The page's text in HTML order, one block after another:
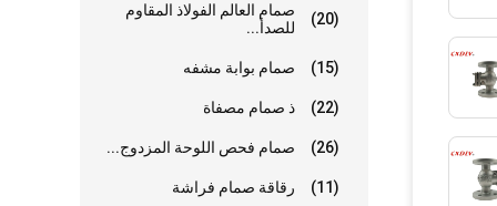
صمام العالم الفولاذ المقاوم
للصدأ...
(20)
صمام بوابة مشفه (15)
ذ صمام مصفاة (22)
صمام فحص اللوحة المزدوج... (26)
رقاقة صمام فراشة (11)